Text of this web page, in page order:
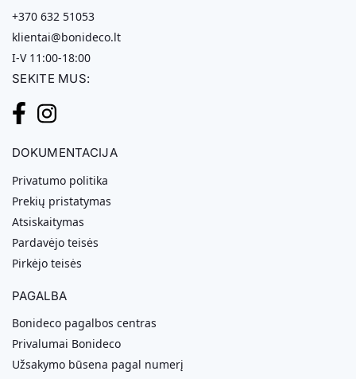
+370 632 51053
klientai@bonideco.lt
I-V 11:00-18:00
SEKITE MUS:
DOKUMENTACIJA
Privatumo politika
Prekių pristatymas
Atsiskaitymas
Pardavėjo teisės
Pirkėjo teisės
PAGALBA
Bonideco pagalbos centras
Privalumai Bonideco
Užsakymo būsena pagal numerį